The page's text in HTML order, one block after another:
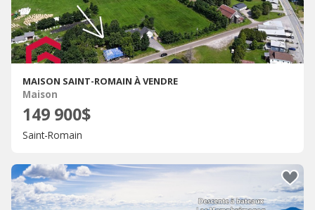
MAISON SAINT-ROMAIN À VENDRE
Maison
149 900$
Saint-Romain